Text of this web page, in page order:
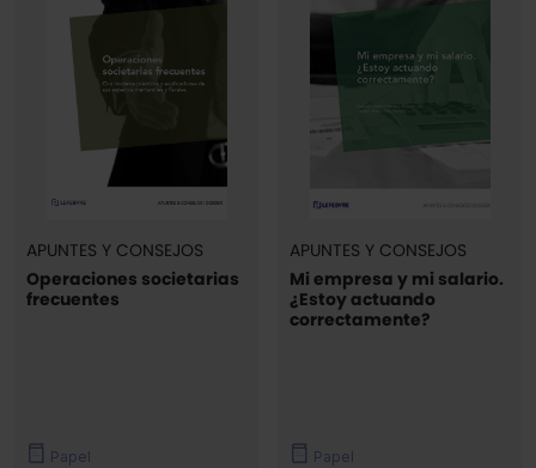
APUNTES Y CONSEJOS
Operaciones societarias
frecuentes
Papel
APUNTES Y CONSEJOS
Mi empresa y mi salario.
¿Estoy actuando
correctamente?
Papel